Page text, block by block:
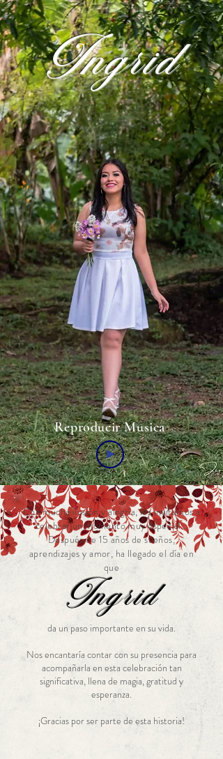
Ingrid
Reproducir Musica
Con mucha ilusión y alegría, les invitamos a
celebrar un momento muy especial…
Después de 15 años de sueños,
aprendizajes y amor, ha llegado el día en
que
Ingrid
da un paso importante en su vida.
Nos encantaría contar con su presencia para
acompañarla en esta celebración tan
significativa, llena de magia, gratitud y
esperanza.
¡Gracias por ser parte de esta historia!